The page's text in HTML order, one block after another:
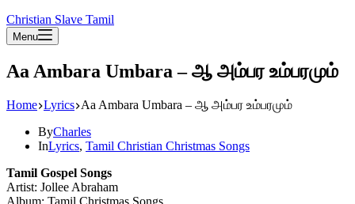
Christian Slave Tamil
Menu
Aa Ambara Umbara – ஆ அம்பர உம்பரமும்
Home Lyrics Aa Ambara Umbara – ஆ அம்பர உம்பரமும்
ByCharles
InLyrics, Tamil Christian Christmas Songs
Tamil Gospel Songs
Artist: Jollee Abraham
Album: Tamil Christmas Songs